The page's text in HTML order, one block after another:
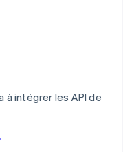
à intégrer les API de